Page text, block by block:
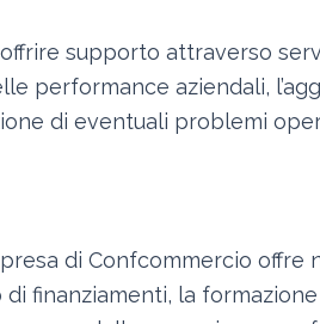
supporto attraverso
performance aziendali,
di eventuali problemi
di Confcommercio offre
finanziamenti, la